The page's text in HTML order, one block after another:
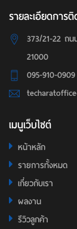
รายละเอียดการ
373/21-22 ถน
21000
095-910-0909
เมนูเว็บไซต์
หน้าหลัก
รายการทั้งหมด
เกี่ยวกับเรา
ผลงาน
รีวิวลูกค้า